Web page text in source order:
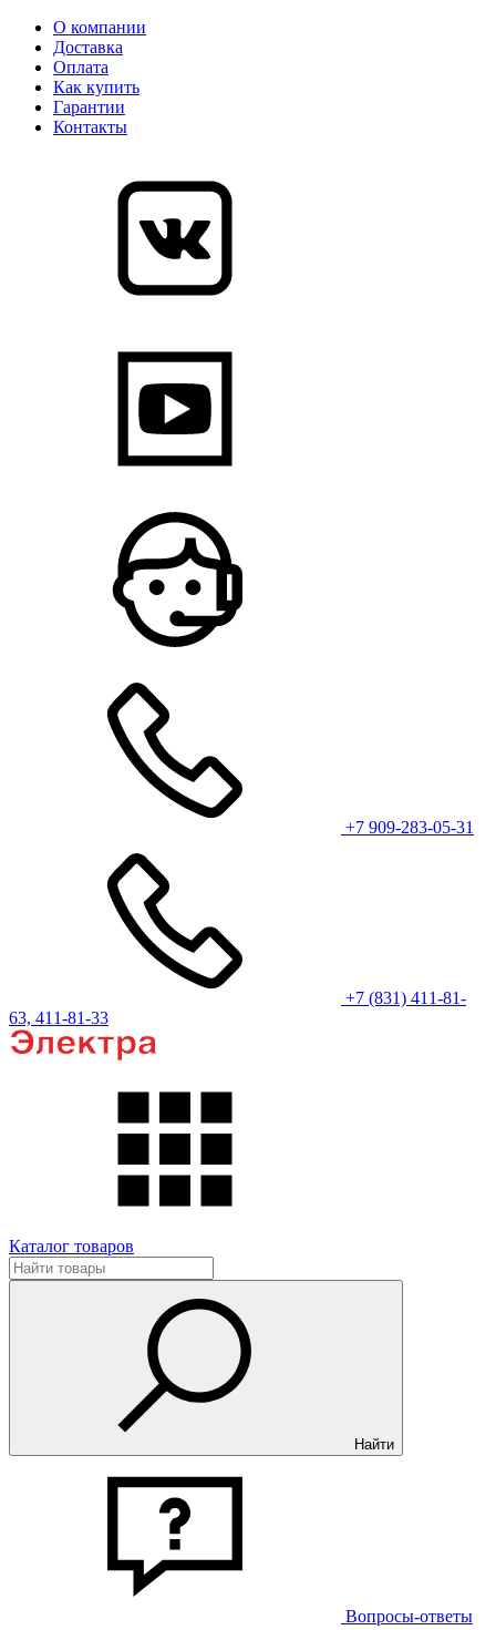
О компании
Доставка
Оплата
Как купить
Гарантии
Контакты
+7 909-283-05-31
+7 (831) 411-81-
63, 411-81-33
Каталог товаров
Найти
Вопросы-ответы